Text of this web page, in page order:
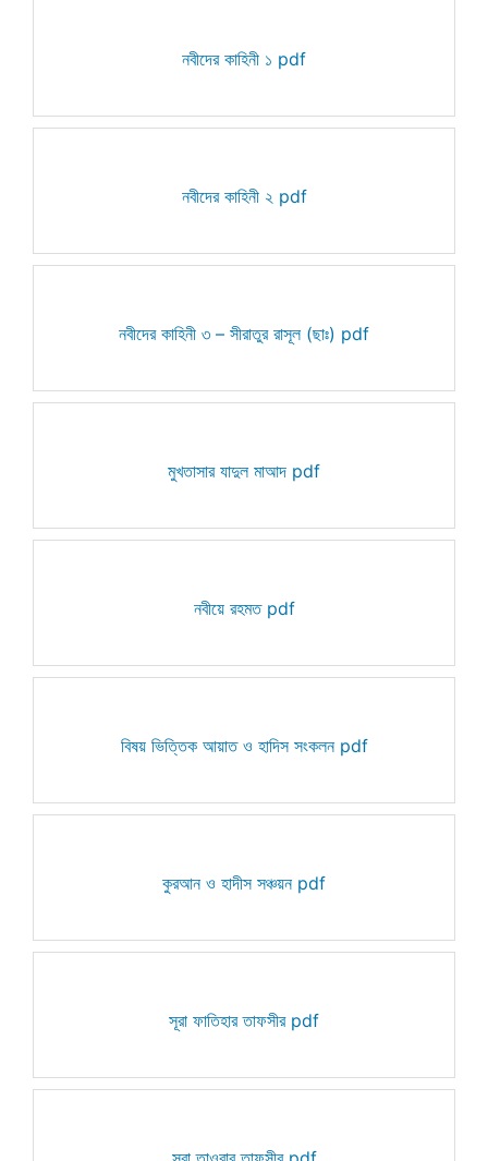
নবীদের কাহিনী ১ pdf
নবীদের কাহিনী ২ pdf
নবীদের কাহিনী ৩ – সীরাতুর রাসূল (ছাঃ) pdf
মুখতাসার যাদুল মাআদ pdf
নবীয়ে রহমত pdf
বিষয় ভিত্তিক আয়াত ও হাদিস সংকলন pdf
কুরআন ও হাদীস সঞ্চয়ন pdf
সূরা ফাতিহার তাফসীর pdf